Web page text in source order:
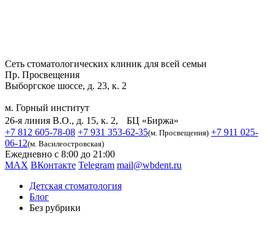
Сеть стоматологических клиник для всей семьи
Пр. Просвещения
Выборгское шоссе, д. 23, к. 2
м. Горный институт
26-я линия В.О., д. 15, к. 2, БЦ «Биржа»
+7 812 605-78-08 +7 931 353-62-35(м. Просвещения) +7 911 025-
06-12(м. Василеостровская)
Ежедневно с 8:00 до 21:00
MAX ВКонтакте Telegram mail@wbdent.ru
Детская стоматология
Блог
Без рубрики